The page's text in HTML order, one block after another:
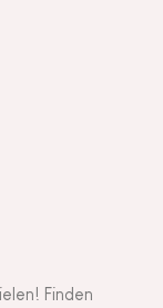
Finden